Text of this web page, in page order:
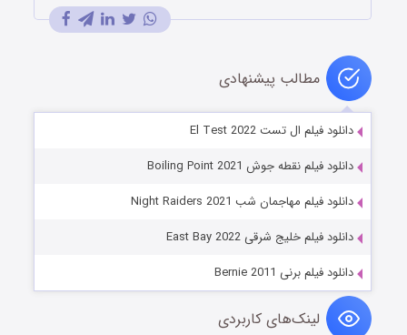
مطالب پیشنهادی
دانلود فیلم ال تست El Test 2022
دانلود فیلم نقطه جوش Boiling Point 2021
دانلود فیلم مهاجمان شب Night Raiders 2021
دانلود فیلم خلیج شرقی East Bay 2022
دانلود فیلم برنی Bernie 2011
لینک‌های کاربردی